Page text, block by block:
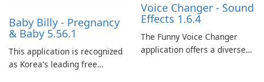
Baby Billy - Pregnancy
& Baby 5.56.1
This application is recognized
as Korea's leading free
Voice Changer - Sound
Effects 1.6.4
The Funny Voice Changer
application offers a diverse